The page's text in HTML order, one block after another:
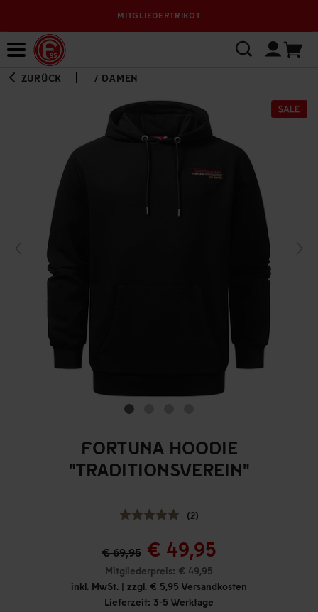
MITGLIEDERTRIKOT
ZURÜCK / DAMEN
FORTUNA HOODIE
"TRADITIONSVEREIN"
(2)
€ 69,95 € 49,95
Mitgliederpreis: € 49,95
inkl. MwSt. | zzgl. € 5,95 Versandkosten
Lieferzeit: 3-5 Werktage